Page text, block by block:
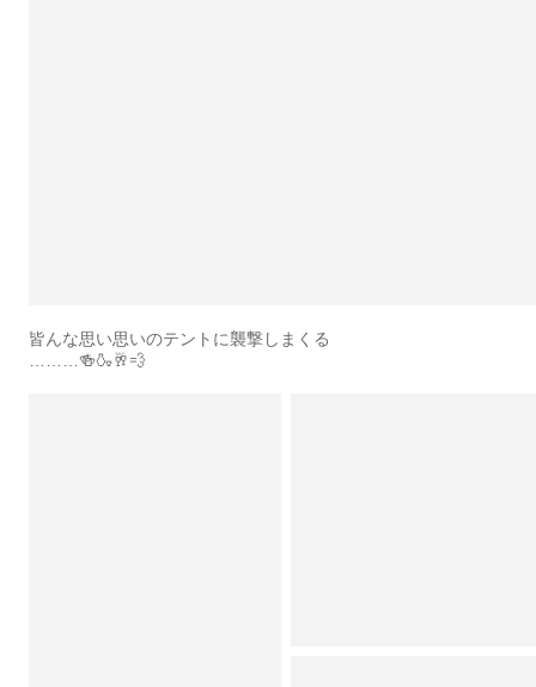
皆んな思い思いのテントに襲撃しまくる
………🍻🍶🥂💨